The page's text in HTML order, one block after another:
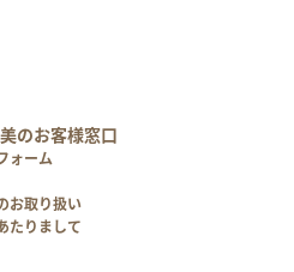
のお客様窓口
ォーム
お取り扱い
たりまして